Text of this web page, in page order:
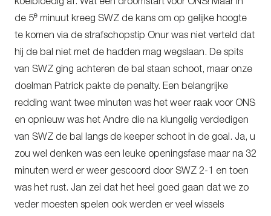
koelbloedig af. Wat een droomstart voor ONS! Maar in
de 5e minuut kreeg SWZ de kans om op gelijke hoogte
te komen via de strafschopstip Onur was niet verteld dat
hij de bal niet met de hadden mag wegslaan. De spits
van SWZ ging achteren de bal staan schoot, maar onze
doelman Patrick pakte de penalty. Een belangrijke
redding want twee minuten was het weer raak voor ONS
en opnieuw was het Andre die na klungelig verdedigen
van SWZ de bal langs de keeper schoot in de goal. Ja, u
zou wel denken was een leuke openingsfase maar na 32
minuten werd er weer gescoord door SWZ 2-1 en toen
was het rust. Jan zei dat het heel goed gaan dat we zo
veder moesten spelen ook werden er veel wissels